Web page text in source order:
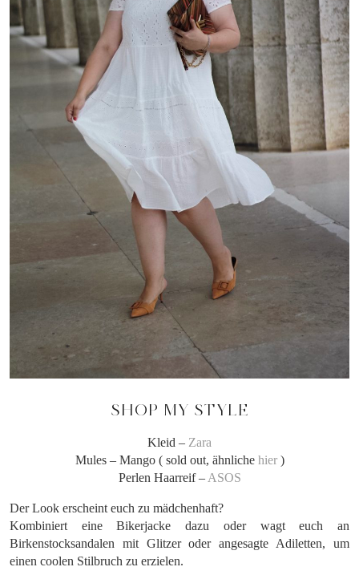
SHOP MY STYLE
Kleid – Zara
Mules – Mango ( sold out, ähnliche hier )
Perlen Haarreif – ASOS
Der Look erscheint euch zu mädchenhaft?
Kombiniert eine Bikerjacke dazu oder wagt euch an
Birkenstocksandalen mit Glitzer oder angesagte Adiletten, um
einen coolen Stilbruch zu erzielen.